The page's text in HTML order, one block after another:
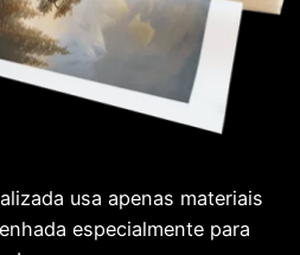
usa apenas materiais
especialmente para